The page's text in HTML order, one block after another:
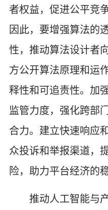
者权益，促进公平竞
因此，要增强算法的
性，推动算法设计者
方公开算法原理和运
释性和可追责性。加
监管力度，强化跨部
合力。建立快速响应
众投诉和举报渠道，
险，助力平台经济的
推动人工智能与产